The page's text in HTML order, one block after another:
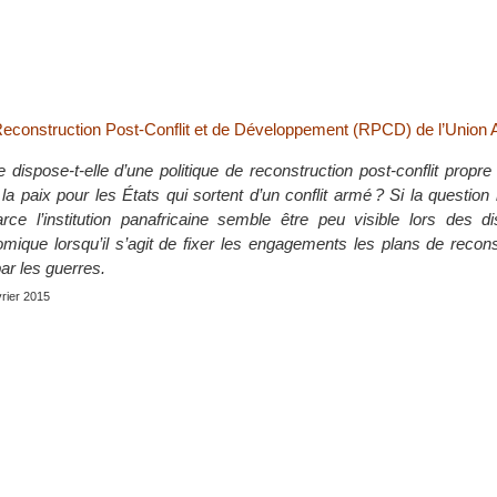
Post-Conflit et de Développement (RPCD) de l’Union
dispose-t-elle d’une politique de reconstruction post-conflit
paix pour les États qui sortent d’un conflit armé ? Si la question
l’institution panafricaine semble être peu visible lors des
lorsqu’il s’agit de fixer les engagements les plans de
les guerres.
2015